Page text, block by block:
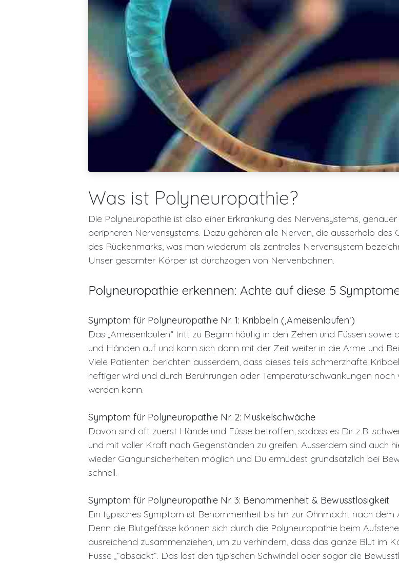
Was ist Polyneuropathie?
Die Polyneuropathie ist also einer Erkrankung des Nervensystems, genauer
peripheren Nervensystems. Dazu gehören alle Nerven, die ausserhalb des
des Rückenmarks, was man wiederum als zentrales Nervensystem
Unser gesamter Körper ist durchzogen von Nervenbahnen.
Polyneuropathie erkennen: Achte auf diese 5
Symptom für Polyneuropathie Nr. 1: Kribbeln (‚Ameisenlaufen‘)
Das „Ameisenlaufen“ tritt zu Beginn häufig in den Zehen und Füssen sowie
und Händen auf und kann sich dann mit der Zeit weiter in die Arme und
Viele Patienten berichten ausserdem, dass dieses teils schmerzhafte
heftiger wird und durch Berührungen oder Temperaturschwankungen noch
werden kann.
Symptom für Polyneuropathie Nr. 2: Muskelschwäche
Davon sind oft zuerst Hände und Füsse betroffen, sodass es Dir z.B.
und mit voller Kraft nach Gegenständen zu greifen. Ausserdem sind auch
wieder Gangunsicherheiten möglich und Du ermüdest grundsätzlich bei
schnell.
Symptom für Polyneuropathie Nr. 3: Benommenheit & Bewusstlosigkeit
Ein typisches Symptom ist Benommenheit bis hin zur Ohnmacht nach dem
Denn die Blutgefässe können sich durch die Polyneuropathie beim
ausreichend zusammenziehen, um zu verhindern, dass das ganze Blut im
Füsse „“absackt“. Das löst den typischen Schwindel oder sogar die